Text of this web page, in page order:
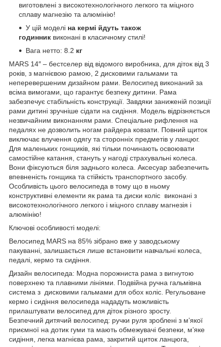
виготовлені з високотехнологічного легкого та міцного
сплаву магнезію та алюмінію!
У цій моделі на кермі йдуть також
годинник виконані в класичному стилі!
Вага нетто: 8.2 кг
MARS 14″ – бестселер від відомого виробника, для діток від 3
років, з магнієвою рамою, 2 дисковими гальмами та
неперевершеним дизайном рами. Велосипед виконаний за
всіма вимогами, що гарантує безпеку дитини. Рама
забезпечує стабільність конструкції. Завдяки заниженій позиції
рами дитині зручніше сідати на сидіння. Модель відрізняється
незвичайним виконанням рами. Спеціальне рифлення на
педалях не дозволить ногам райдера ковзати. Повний щиток
виключає влучення одягу та сторонніх предметів у ланцюг.
Для маленьких гонщиків, які тільки починають освоювати
самостійне катання, стануть у нагоді страхувальні колеса.
Вони фіксуються біля заднього колеса. Аксесуар забезпечить
впевненість гонщика та стійкість транспортного засобу.
Особливість цього велосипеда в тому що в ньому
конструктивні елементи як рама та диски коліс виконані з
високотехнологічного легкого і міцного сплаву магнезія і
алюмінію!
Ключові особливості моделі:
Велосипед MARS на 85% зібрано вже у заводському
пакуванні, залишається лише встановити навчальні колеса,
педалі, кермо та сидіння.
Дизайн велосипеда: Модна порожниста рама з вигнутою
поверхнею та плавними лініями. Подвійна ручна гальмівна
система з дисковими гальмами для обох коліс. Регульоване
кермо і сидіння велосипеда нададуть можливість
прилаштувати велосипед для діток різного зросту.
Безпечний дитячий велосипед: ручки руля зроблені з м’якої
приємної на дотик гуми та мають обмежувачі безпеки, м’яке
сидіння, легка магнієва рама, закритий щиток ланцюга,